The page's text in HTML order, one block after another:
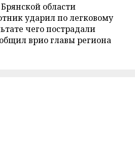
области
ударил по легковому
чего пострадали
врио главы региона